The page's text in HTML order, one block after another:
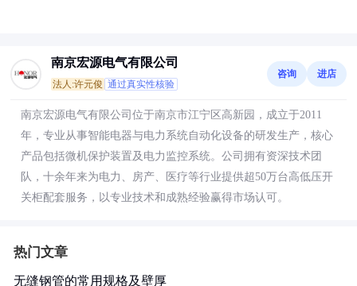
南京宏源电气有限公司
法人:许元俊 通过真实性核验
咨询 进店
南京宏源电气有限公司位于南京市江宁区高新园，成立于2011
年，专业从事智能电器与电力系统自动化设备的研发生产，核心
产品包括微机保护装置及电力监控系统。公司拥有资深技术团
队，十余年来为电力、房产、医疗等行业提供超50万台高低压开
关柜配套服务，以专业技术和成熟经验赢得市场认可。
热门文章
无缝钢管的常用规格及壁厚